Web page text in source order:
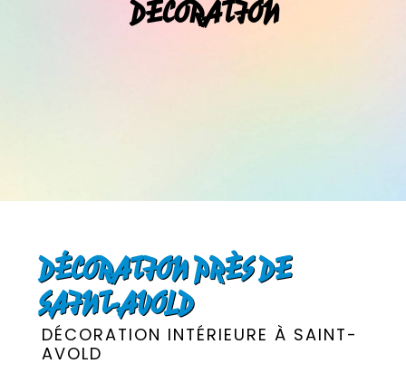
DÉCORATION
DÉCORATION PRÈS DE
SAINT-AVOLD
DÉCORATION INTÉRIEURE À SAINT-
AVOLD